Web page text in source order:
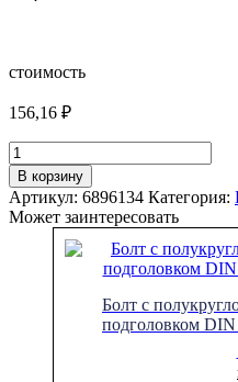
стоимость
156,16 ₽
Количество
товара
Болт
с
шестигранной
головкой
оцинкованный
В корзину
Артикул: 6896134 Категория:
Может заинтересовать
Болт с
подголовком